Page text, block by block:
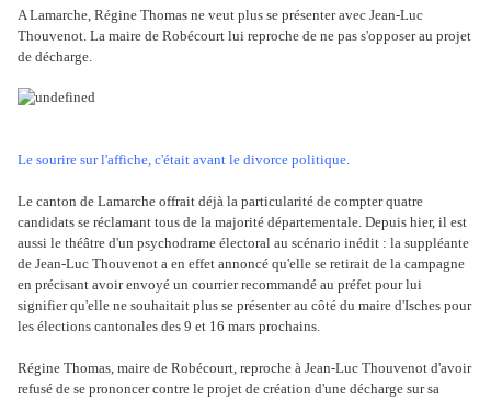
A Lamarche, Régine Thomas ne veut plus se présenter avec Jean-Luc
Thouvenot. La maire de Robécourt lui reproche de ne pas s'opposer au projet
de décharge.
Le sourire sur l'affiche, c'était avant le divorce politique.
Le canton de Lamarche offrait déjà la particularité de compter quatre
candidats se réclamant tous de la majorité départementale. Depuis hier, il est
aussi le théâtre d'un psychodrame électoral au scénario inédit : la suppléante
de Jean-Luc Thouvenot a en effet annoncé qu'elle se retirait de la campagne
en précisant avoir envoyé un courrier recommandé au préfet pour lui
signifier qu'elle ne souhaitait plus se présenter au côté du maire d'Isches pour
les élections cantonales des 9 et 16 mars prochains.
Régine Thomas, maire de Robécourt, reproche à Jean-Luc Thouvenot d'avoir
refusé de se prononcer contre le projet de création d'une décharge sur sa